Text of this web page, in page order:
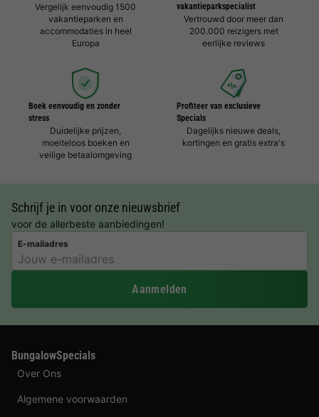
Vergelijk eenvoudig 1500
vakantieparken en
accommodaties in heel
Europa
vakantieparkspecialist
Vertrouwd door meer dan
200.000 reizigers met
eerlijke reviews
Boek eenvoudig en zonder
stress
Duidelijke prijzen,
moeiteloos boeken en
veilige betaalomgeving
Profiteer van exclusieve
Specials
Dagelijks nieuwe deals,
kortingen en gratis extra's
Schrijf je in voor onze nieuwsbrief
voor de allerbeste aanbiedingen!
E-mailadres
Aanmelden
BungalowSpecials
Over Ons
Algemene voorwaarden